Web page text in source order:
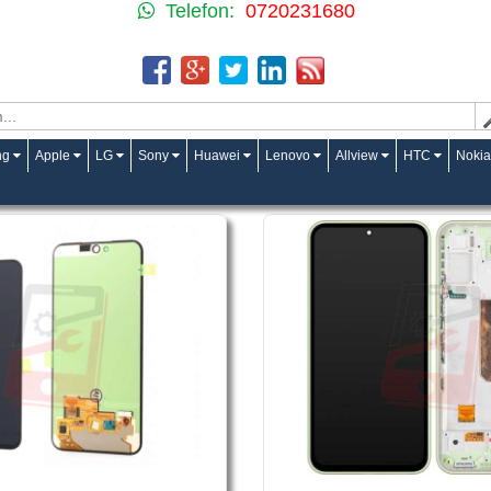
Telefon: 0720231680
Apple LG Sony Huawei Lenovo Allview HTC Nokia